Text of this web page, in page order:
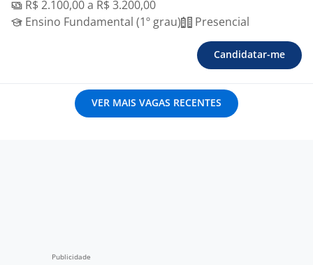
R$ 2.100,00 a R$ 3.200,00
Ensino Fundamental (1º grau)
Presencial
Candidatar-me
VER MAIS VAGAS RECENTES